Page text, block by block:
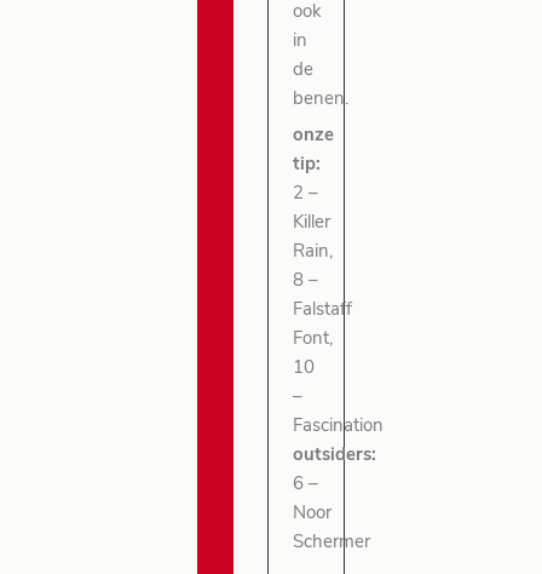
ook
in
de
benen.
onze
tip:
2 –
Killer
Rain,
8 –
Falstaff
Font,
10
–
Fascination
outsiders:
6 –
Noor
Schermer